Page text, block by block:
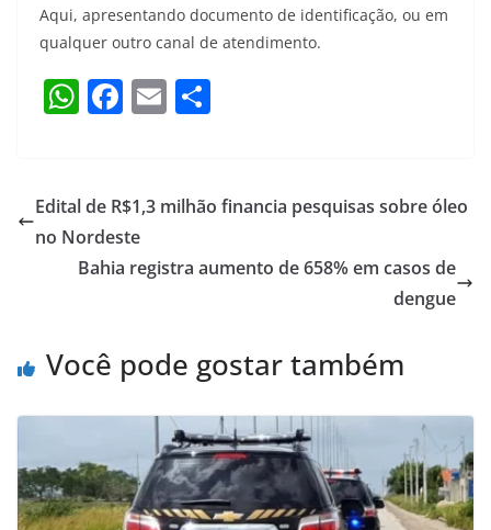
Aqui, apresentando documento de identificação, ou em
qualquer outro canal de atendimento.
W
s
A
p
F
e
b
o
E
l e
Edital de R$1,3 milhão financia pesquisas sobre óleo
no Nordeste
Bahia registra aumento de 658% em casos de
dengue
Você pode gostar também